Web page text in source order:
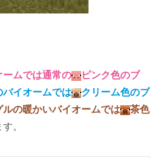
ームでは通常の
ピンク色のブ
イオームでは
クリーム色のブ
の暖かいバイオームでは
茶色
。